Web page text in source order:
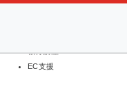
ツ
移
教育講座
EC支援